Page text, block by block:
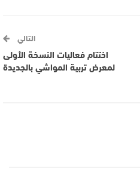
التالي
اختتام فعاليات النسخة الأولى
لمعرض تربية المواشي بالجديدة